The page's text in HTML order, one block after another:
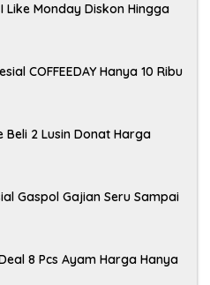
Like Monday Diskon Hingga
COFFEEDAY Hanya 10 Ribu
2 Lusin Donat Harga
Gaspol Gajian Seru Sampai
8 Pcs Ayam Harga Hanya